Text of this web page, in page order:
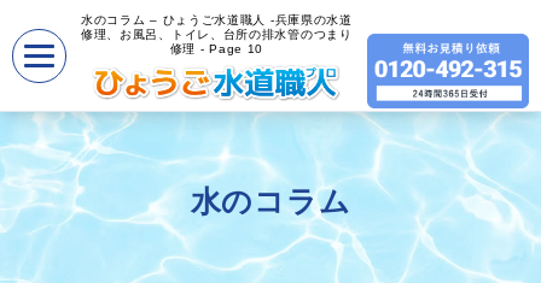
水のコラム – ひょうご水道職人 -兵庫県の水道
修理、お風呂、トイレ、台所の排水管のつまり
修理 - Page 10
水のコラム